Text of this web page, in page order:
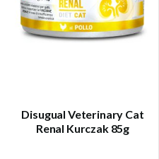
Disugual Veterinary Cat
Renal Kurczak 85g